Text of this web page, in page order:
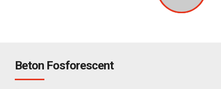
Beton Fosforescent